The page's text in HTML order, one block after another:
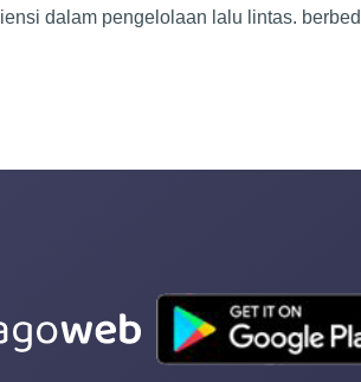
dalam pengelolaan lalu lintas.